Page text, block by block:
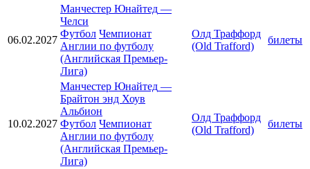
06.02.2027
Манчестер Юнайтед —
Челси
Футбол Чемпионат
Англии по футболу
(Английская Премьер-
Лига)
Олд Траффорд
(Old Trafford)
билеты
10.02.2027
Манчестер Юнайтед —
Брайтон энд Хоув
Альбион
Футбол Чемпионат
Англии по футболу
(Английская Премьер-
Лига)
Олд Траффорд
(Old Trafford)
билеты